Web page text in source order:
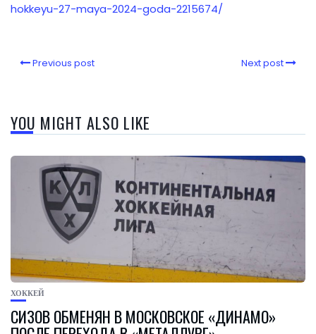
hokkeyu-27-maya-2024-goda-2215674/
Previous post Next post
YOU MIGHT ALSO LIKE
ХОККЕЙ
СИЗОВ ОБМЕНЯН В МОСКОВСКОЕ «ДИНАМО»